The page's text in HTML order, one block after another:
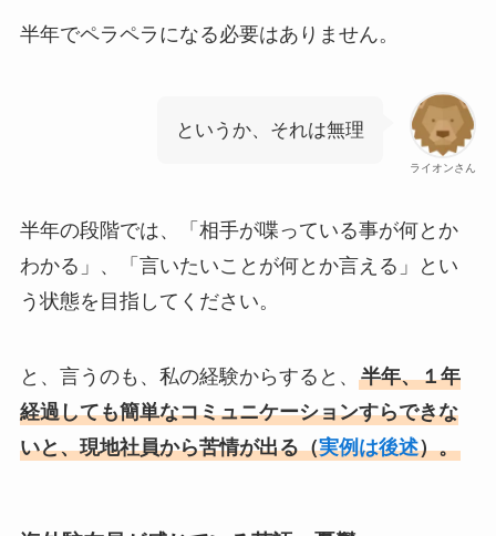
半年でペラペラになる必要はありません。
ライオンさん
というか、それは無理
半年の段階では、「相手が喋っている事が何とか
わかる」、「言いたいことが何とか言える」とい
う状態を目指してください。
と、言うのも、私の経験からすると、 半年、１年
経過しても簡単なコミュニケーションすらできな
いと、現地社員から苦情が出る（実例は後述）。